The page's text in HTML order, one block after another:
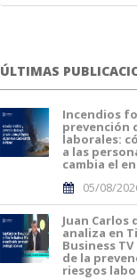
ÚLTIMAS
Incendios
prevención
laborales:
a las
cambia el
05/08/
Juan Carlos
analiza en
Business
de la
riesgos